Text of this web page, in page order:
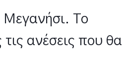
Μεγανήσι. To
ανέσεις που θα